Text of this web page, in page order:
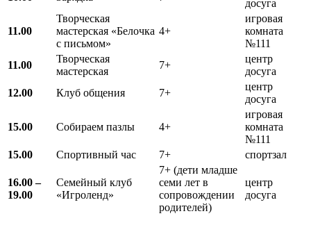
досуга
11.00
Творческая
мастерская «Белочка
с письмом»
4+
игровая
комната
№111
11.00
Творческая
мастерская
7+
центр
досуга
12.00
Клуб общения 7+
центр
досуга
15.00 Собираем пазлы 4+
игровая
комната
№111
15.00
Спортивный час 7+ спортзал
16.00 –
19.00
Семейный клуб
«Игроленд»
7+ (дети младше
семи лет в
сопровождении
родителей)
центр
досуга